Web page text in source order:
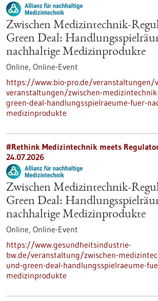
Zwischen Medizintechnik-
Green Deal:
nachhaltige Medizinprodukte
Online, Online-Event
https://www.bio-pro.de/veranstaltungen/
veranstaltungen/zwischen-
green-deal-handlungsspielraeume-fuer-
medizinprodukte
#Rethink Medizintechnik meets
24.07.2026
Zwischen Medizintechnik-
Green Deal:
nachhaltige Medizinprodukte
Online, Online-Event
https://www.gesundheitsindustrie-
bw.de/veranstaltung/zwischen-
und-green-deal-handlungsspielraeume-
medizinprodukte